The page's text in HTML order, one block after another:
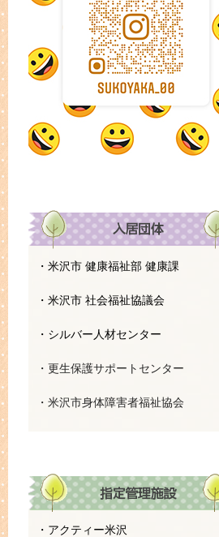
・米沢市 健康福祉部 健康課
・米沢市 社会福祉協議会
・シルバー人材センター
・更生保護サポートセンター
・米沢市身体障害者福祉協会
・アクティー米沢